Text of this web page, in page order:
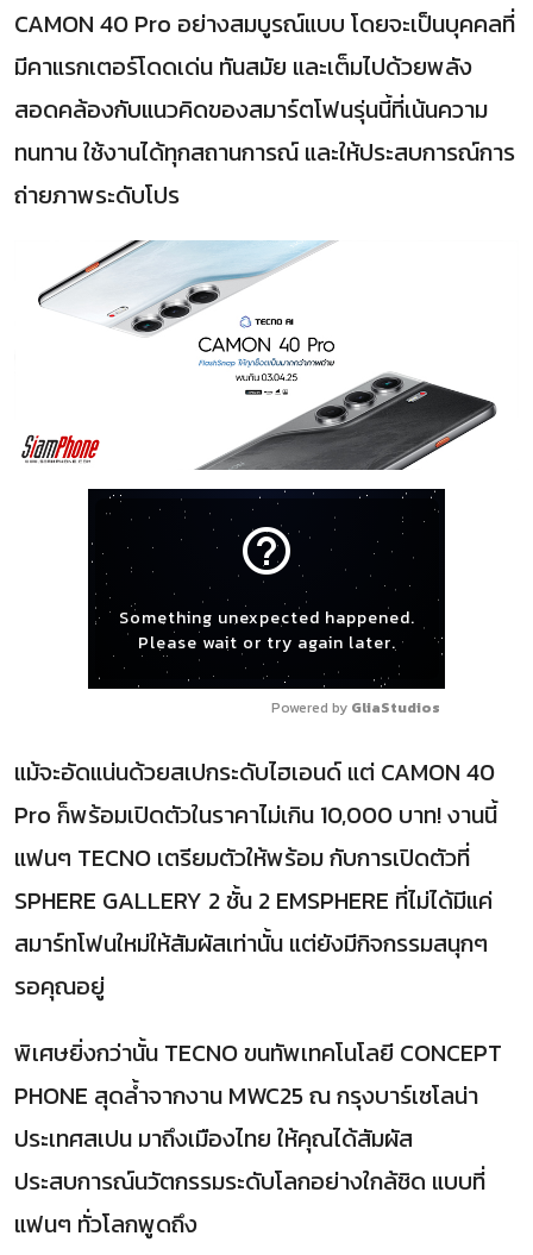
CAMON 40 Pro อย่างสมบูรณ์แบบ โดยจะเป็นบุคคลที่
มีคาแรกเตอร์โดดเด่น ทันสมัย และเต็มไปด้วยพลัง
สอดคล้องกับแนวคิดของสมาร์ตโฟนรุ่นนี้ที่เน้นความ
ทนทาน ใช้งานได้ทุกสถานการณ์ และให้ประสบการณ์การ
ถ่ายภาพระดับโปร
help_outline
Something unexpected happened.
Please wait or try again later.
Powered by GliaStudios
แม้จะอัดแน่นด้วยสเปกระดับไฮเอนด์ แต่ CAMON 40
Pro ก็พร้อมเปิดตัวในราคาไม่เกิน 10,000 บาท! งานนี้
แฟนๆ TECNO เตรียมตัวให้พร้อม กับการเปิดตัวที่
SPHERE GALLERY 2 ชั้น 2 EMSPHERE ที่ไม่ได้มีแค่
สมาร์ทโฟนใหม่ให้สัมผัสเท่านั้น แต่ยังมีกิจกรรมสนุกๆ
รอคุณอยู่
พิเศษยิ่งกว่านั้น TECNO ขนทัพเทคโนโลยี CONCEPT
PHONE สุดล้ำจากงาน MWC25 ณ กรุงบาร์เซโลน่า
ประเทศสเปน มาถึงเมืองไทย ให้คุณได้สัมผัส
ประสบการณ์นวัตกรรมระดับโลกอย่างใกล้ชิด แบบที่
แฟนๆ ทั่วโลกพูดถึง